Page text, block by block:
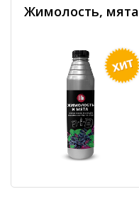
Жимолость, мята